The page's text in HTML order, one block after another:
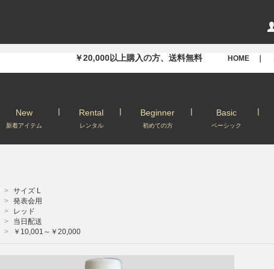
￥20,000以上購入の方、送料無料 HOME ｜
New
新着アイテム
Rental
レンタル
Beginner
初めての方
Basic
ベーシック
> サイズ L
> 発表会用
>
レッド
>
当日配送
> ￥10,001～￥20,000